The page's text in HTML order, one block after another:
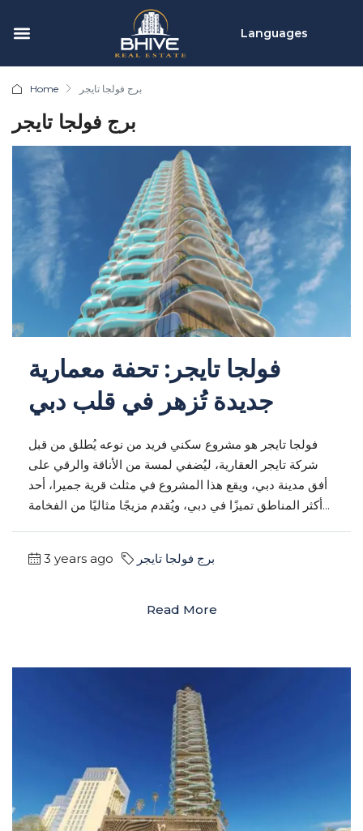
Languages
Home برج فولجا تايجر
برج فولجا تايجر
فولجا تايجر: تحفة معمارية
جديدة تُزهر في قلب دبي
فولجا تايجر هو مشروع سكني فريد من نوعه يُطلق من قبل
شركة تايجر العقارية، ليُضفي لمسة من الأناقة والرقي على
أفق مدينة دبي، ويقع هذا المشروع في مثلث قرية جميرا، أحد
أكثر المناطق تميزًا في دبي، ويُقدم مزيجًا مثاليًا من الفخامة...
3 years ago برج فولجا تايجر
Read More